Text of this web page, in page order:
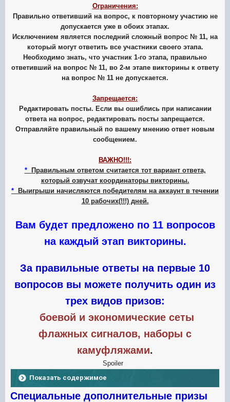
Ограничения:
Правильно ответивший на вопрос, к повторному участию не
допускается уже в обоих этапах.
Исключением является последний сложный вопрос № 11, на
который могут ответить все участники своего этапа.
Необходимо знать, что участник 1-го этапа, правильно
ответивший на вопрос № 11, во 2-м этапе викторины к ответу
на вопрос № 11 не допускается.
Запрещается:
Редактировать посты. Если вы ошиблись при написании
ответа на вопрос, редактировать посты запрещается.
Отправляйте правильный по вашему мнению ответ новым
сообщением.
ВАЖНО!!!:
* Правильным ответом считается тот вариант ответа,
который озвучат координаторы викторины.
* Выигрыши начисляются победителям на аккаунт в течении
10 рабочих(!!!) дней.
Вам будет предложено по 11 вопросов
на каждый этап викторины.
За правильные ответы на первые 10
вопросов вы можете получить один из
трех видов призов:
боевой и экономические сеты
флажных сигналов, наборы с
камуфляжами.
Spoiler
Показать содержимое
Специальные дополнительные призы